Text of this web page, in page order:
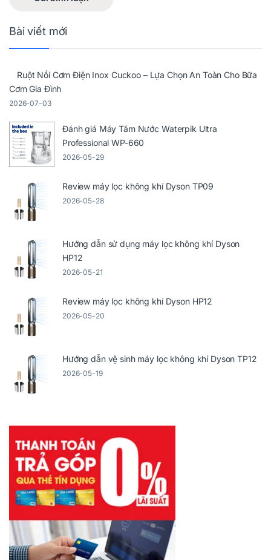
Bài viết mới
Ruột Nồi Cơm Điện Inox Cuckoo – Lựa Chọn An Toàn Cho Bữa
Cơm Gia Đình
2026-07-03
Đánh giá Máy Tăm Nước Waterpik Ultra
Professional WP-660
2026-05-29
Review máy lọc không khí Dyson TP09
2026-05-28
Hướng dẫn sử dụng máy lọc không khí Dyson
HP12
2026-05-21
Review máy lọc không khí Dyson HP12
2026-05-20
Hướng dẫn vệ sinh máy lọc không khí Dyson TP12
2026-05-19